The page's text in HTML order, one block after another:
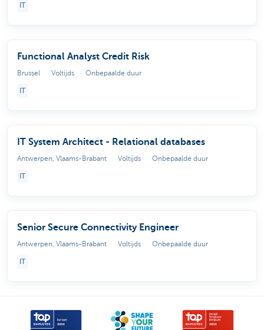
IT
Functional Analyst Credit Risk
Brussel Voltijds Onbepaalde duur
IT
IT System Architect - Relational databases
Antwerpen, Vlaams-Brabant Voltijds Onbepaalde duur
IT
Senior Secure Connectivity Engineer
Antwerpen, Vlaams-Brabant Voltijds Onbepaalde duur
IT